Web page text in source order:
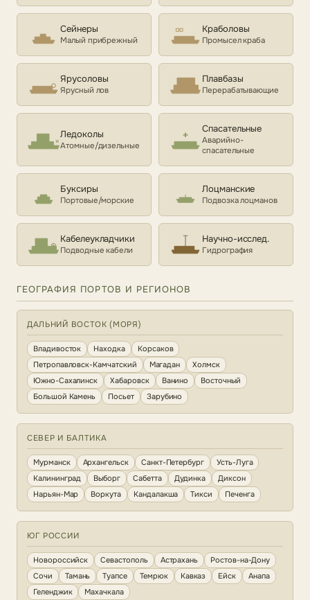
Сейнеры
Малый прибрежный
Краболовы
Промысел краба
Ярусоловы
Ярусный лов
Плавбазы
Перерабатывающие
Ледоколы
Атомные/дизельные
Спасательные
Аварийно-
спасательные
Буксиры
Портовые/морские
Лоцманские
Подвозка лоцманов
Кабелеукладчики
Подводные кабели
Научно-исслед.
Гидрография
ГЕОГРАФИЯ ПОРТОВ И РЕГИОНОВ
ДАЛЬНИЙ ВОСТОК (МОРЯ)
Владивосток Находка
Корсаков
Петропавловск-Камчатский
Магадан
Холмск
Южно-Сахалинск
Хабаровск Ванино
Восточный
Большой Камень
Посьет Зарубино
СЕВЕР И БАЛТИКА
Мурманск Архангельск Санкт-Петербург
Усть-Луга
Калининград
Выборг Сабетта Дудинка
Диксон
Нарьян-Мар
Воркута Кандалакша Тикси Печенга
ЮГ РОССИИ
Новороссийск Севастополь Астрахань
Ростов-на-Дону
Сочи
Тамань Туапсе Темрюк Кавказ Ейск
Анапа
Геленджик
Махачкала